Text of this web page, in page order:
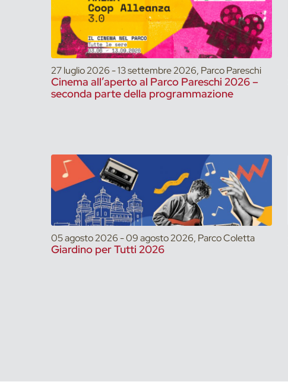
27 luglio 2026 - 13 settembre 2026, Parco Pareschi
Cinema all’aperto al Parco Pareschi 2026 –
seconda parte della programmazione
05 agosto 2026 - 09 agosto 2026, Parco Coletta
Giardino per Tutti 2026